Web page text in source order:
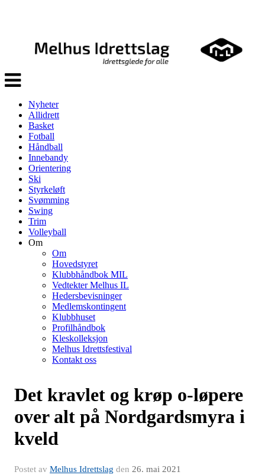
Veksle
navigasjon
Nyheter
Allidrett
Basket
Fotball
Håndball
Innebandy
Orientering
Ski
Styrkeløft
Svømming
Swing
Trim
Volleyball
Om
Om
Hovedstyret
Klubbhåndbok MIL
Vedtekter Melhus IL
Hedersbevisninger
Medlemskontingent
Klubbhuset
Profilhåndbok
Kleskolleksjon
Melhus Idrettsfestival
Kontakt oss
Det kravlet og krøp o-løpere
over alt på Nordgardsmyra i
kveld
Postet av Melhus Idrettslag den 26. mai 2021